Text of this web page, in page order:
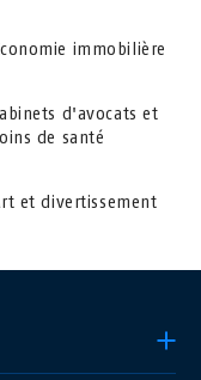
immobilière
d'avocats et
de santé
et divertissement